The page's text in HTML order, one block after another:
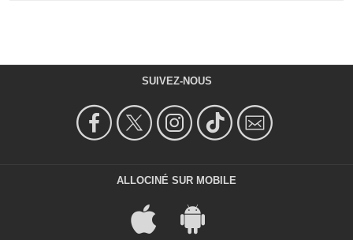
SUIVEZ-NOUS
ALLOCINÉ SUR MOBILE